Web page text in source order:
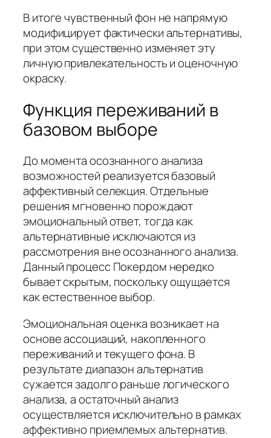
В итоге чувственный фон не напрямую
модифицирует фактически альтернативы,
при этом существенно изменяет эту
личную привлекательность и оценочную
окраску.
Функция переживаний в
базовом выборе
До момента осознанного анализа
возможностей реализуется базовый
аффективный селекция. Отдельные
решения мгновенно порождают
эмоциональный ответ, тогда как
альтернативные исключаются из
рассмотрения вне осознанного анализа.
Данный процесс Покердом нередко
бывает скрытым, поскольку ощущается
как естественное выбор.
Эмоциональная оценка возникает на
основе ассоциаций, накопленного
переживаний и текущего фона. В
результате диапазон альтернатив
сужается задолго раньше логического
анализа, а остаточный анализ
осуществляется исключительно в рамках
аффективно приемлемых альтернатив.